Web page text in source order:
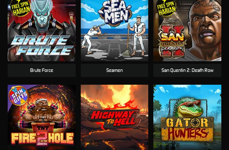
Seamen
Brute Force San Quentin 2: Death Row